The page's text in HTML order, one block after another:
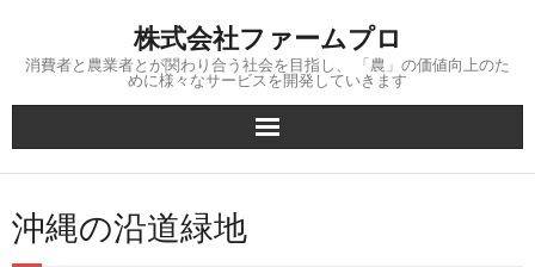
content
株式会社ファームプロ
消費者と農業者とが関わり合う社会を目指し、 「農」の価値向上のた
めに様々なサービスを開発していきます
沖縄の沿道緑地